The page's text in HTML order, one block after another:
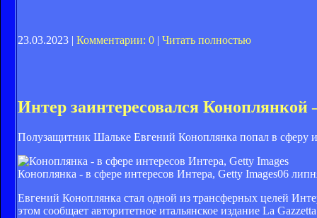
23.03.2023 | Комментарии: 0 Читать полностью
Интер заинтересовался
Полузащитник Шальке Евгений Коноплянка попал в сферу
Коноплянка - в сфере интересов Интера, Getty Images06
Евгений Коноплянка стал одной из трансферных целей
этом сообщает авторитетное итальянское издание La